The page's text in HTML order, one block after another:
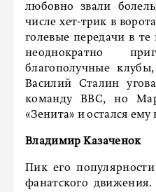
любовно звали
числе хет-трик в
голевые передачи в
неоднократно
благополучные
Василий Сталин
команду ВВС, но
«Зенита» и остался ему
Владимир Казаченок
Пик его
фанатского